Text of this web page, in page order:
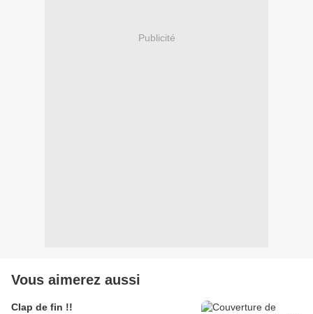
Publicité
Vous aimerez aussi
Clap de fin !!